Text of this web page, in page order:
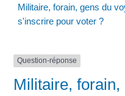
Militaire, forain, gens du
s'inscrire pour voter ?
Question-réponse
Militaire, forain,